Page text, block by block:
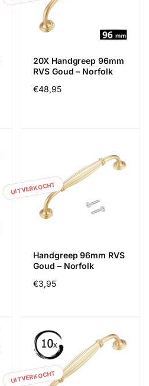
20X Handgreep 96mm
RVS Goud – Norfolk
Normale
€48,95
UITVERKOCHT
Handgreep 96mm RVS
Goud – Norfolk
Normale
€3,95
UITVERKOCHT